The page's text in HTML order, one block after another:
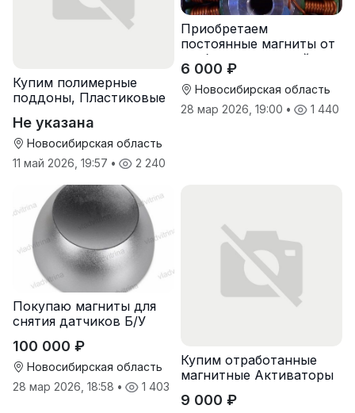
Купим полимерные
поддоны, Пластиковые
Не указана
Новосибирская область
11 май 2026, 19:57 • 2 240
Приобретаем
постоянные магниты от
разбора двигателей
6 000 ₽
Новосибирская область
28 мар 2026, 19:00 • 1 440
Покупаю магниты для
снятия датчиков Б/У
100 000 ₽
Новосибирская область
28 мар 2026, 18:58 • 1 403
Купим отработанные
магнитные Активаторы
9 000 ₽